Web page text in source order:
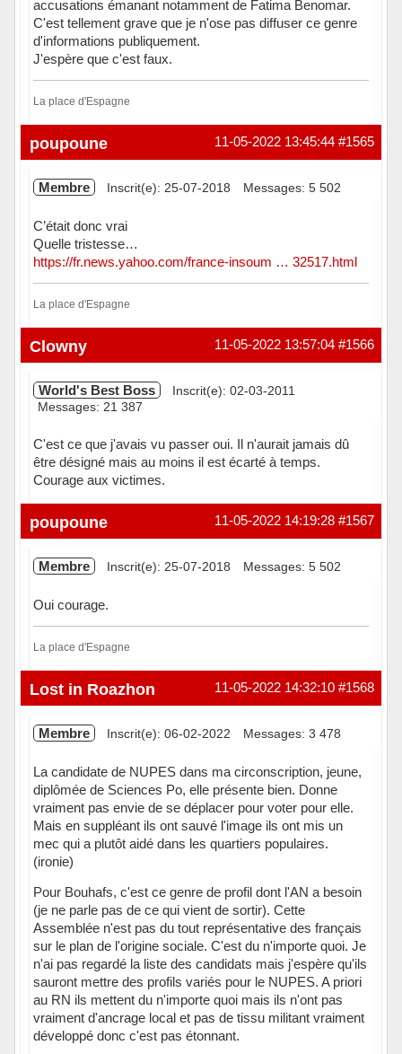
accusations émanant notamment de Fatima Benomar.
C'est tellement grave que je n'ose pas diffuser ce genre
d'informations publiquement.
J'espère que c'est faux.
La place d'Espagne
Hors ligne #1565
11-05-2022 13:45:44
poupoune
Membre Inscrit(e): 25-07-2018 Messages: 5 502
C’était donc vrai
Quelle tristesse…
https://fr.news.yahoo.com/france-insoum … 32517.html
La place d'Espagne
Hors ligne #1566
11-05-2022 13:57:04
Clowny
World's Best Boss
Inscrit(e): 02-03-2011
Messages: 21 387
C'est ce que j'avais vu passer oui. Il n'aurait jamais dû
être désigné mais au moins il est écarté à temps.
Courage aux victimes.
Hors ligne #1567
11-05-2022 14:19:28
poupoune
Membre Inscrit(e): 25-07-2018 Messages: 5 502
Oui courage.
La place d'Espagne
Hors ligne #1568
11-05-2022 14:32:10
Lost in Roazhon
Membre Inscrit(e): 06-02-2022 Messages: 3 478
La candidate de NUPES dans ma circonscription, jeune,
diplômée de Sciences Po, elle présente bien. Donne
vraiment pas envie de se déplacer pour voter pour elle.
Mais en suppléant ils ont sauvé l'image ils ont mis un
mec qui a plutôt aidé dans les quartiers populaires.
(ironie)
Pour Bouhafs, c'est ce genre de profil dont l'AN a besoin
(je ne parle pas de ce qui vient de sortir). Cette
Assemblée n'est pas du tout représentative des français
sur le plan de l'origine sociale. C'est du n'importe quoi. Je
n'ai pas regardé la liste des candidats mais j'espère qu'ils
sauront mettre des profils variés pour le NUPES. A priori
au RN ils mettent du n'importe quoi mais ils n'ont pas
vraiment d'ancrage local et pas de tissu militant vraiment
développé donc c'est pas étonnant.